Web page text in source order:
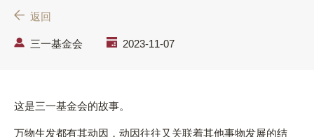
返回
三一基金会 2023-11-07
这是三一基金会的故事。
万物生发都有其动因，动因往往又关联着其他事物发展的结